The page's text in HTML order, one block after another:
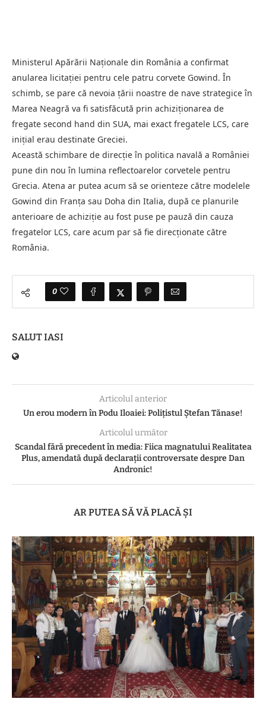
Ministerul Apărării Naționale din România a confirmat
anularea licitației pentru cele patru corvete Gowind. În
schimb, se pare că nevoia țării noastre de nave strategice în
Marea Neagră va fi satisfăcută prin achiziționarea de
fregate second hand din SUA, mai exact fregatele LCS, care
inițial erau destinate Greciei.
Această schimbare de direcție în politica navală a României
pune din nou în lumina reflectoarelor corvetele pentru
Grecia. Atena ar putea acum să se orienteze către modelele
Gowind din Franța sau Doha din Italia, după ce planurile
anterioare de achiziție au fost puse pe pauză din cauza
fregatelor LCS, care acum par să fie direcționate către
România.
0
SALUT IASI
Articolul anterior
Un erou modern în Podu Iloaiei: Polițistul Ștefan Tănase!
Articolul următor
Scandal fără precedent în media: Fiica magnatului Realitatea
Plus, amendată după declarații controversate despre Dan
Andronic!
AR PUTEA SĂ VĂ PLACĂ ȘI